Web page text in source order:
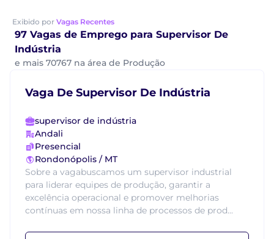
Exibido por Vagas Recentes
97 Vagas de Emprego para Supervisor De
Indústria
e mais 70767 na área de Produção
Vaga De Supervisor De Indústria
supervisor de indústria
Andali
Presencial
Rondonópolis / MT
Sobre a vagabuscamos um supervisor industrial
para liderar equipes de produção, garantir a
excelência operacional e promover melhorias
contínuas em nossa linha de processos de prod...